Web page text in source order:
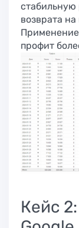
стабильную
возврата на
профит
Кейс